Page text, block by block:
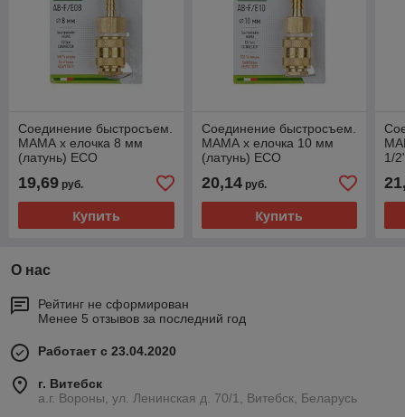
Соединение быстросъем.
МАМА х елочка 8 мм
(латунь) ECO
19,69 руб.
Купить
Соединение быстросъем.
МАМА х елочка 10 мм
(латунь) ECO
20,14руб.
Купить
1/
О нас
Рейтинг не сформирован
Менее 5 отзывов за последний год
Работает с 23.04.2020
г. Витебск
а.г. Вороны, ул. Ленинская д. 70/1, Витебск, Беларусь